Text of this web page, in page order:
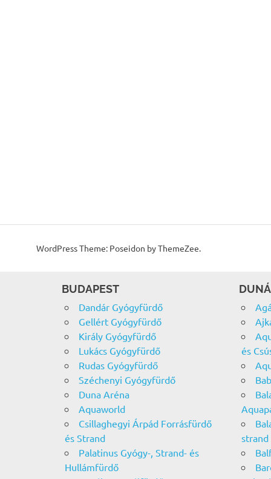
WordPress Theme: Poseidon by ThemeZee.
BUDAPEST
Dandár Gyógyfürdő
Gellért Gyógyfürdő
Király Gyógyfürdő
Lukács Gyógyfürdő
Rudas Gyógyfürdő
Széchenyi Gyógyfürdő
Duna Aréna
Aquaworld
Csillaghegyi Árpád Forrásfürdő
és Strand
Palatinus Gyógy-, Strand- és
Hullámfürdő
és
strand